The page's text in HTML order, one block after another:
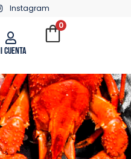
Instagram
Cuenta
0